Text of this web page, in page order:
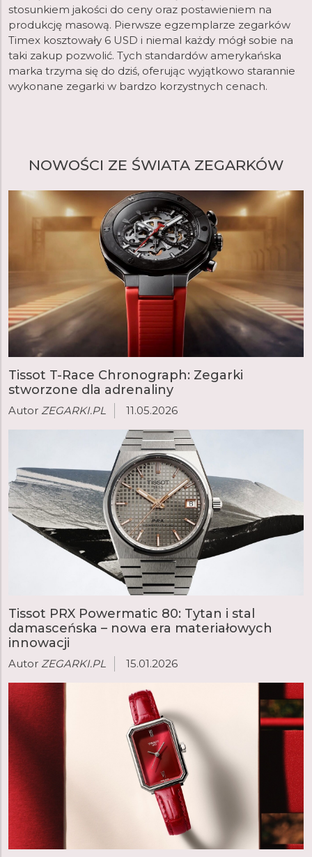
stosunkiem jakości do ceny oraz postawieniem na
produkcję masową. Pierwsze egzemplarze zegarków
Timex kosztowały 6 USD i niemal każdy mógł sobie na
taki zakup pozwolić. Tych standardów amerykańska
marka trzyma się do dziś, oferując wyjątkowo starannie
wykonane zegarki w bardzo korzystnych cenach.
NOWOŚCI ZE ŚWIATA ZEGARKÓW
Tissot T-Race Chronograph: Zegarki
stworzone dla adrenaliny
Autor ZEGARKI.PL 11.05.2026
Tissot PRX Powermatic 80: Tytan i stal
damasceńska – nowa era materiałowych
innowacji
Autor ZEGARKI.PL 15.01.2026